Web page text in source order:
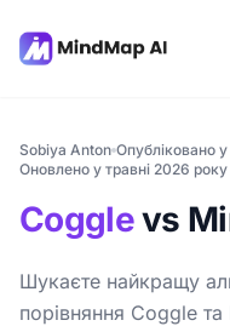
Sobiya Anton Опубліковано
Оновлено у травні 2026 року
Cogglevs
Шукаєте найкращу
порівняння Coggle